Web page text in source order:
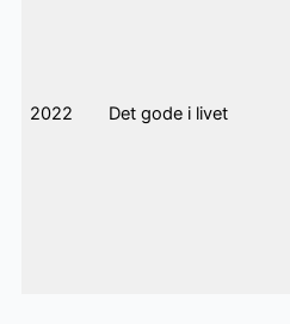
2022 Det gode i livet